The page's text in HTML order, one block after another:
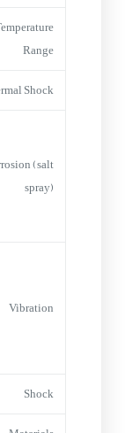
Range
Shock
(salt
spray)
Vibration
Shock